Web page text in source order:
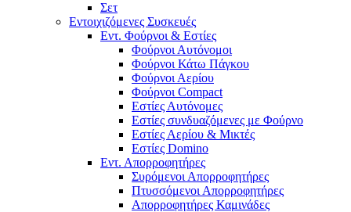
Σετ
Εντοιχιζόμενες Συσκευές
Εντ. Φούρνοι & Εστίες
Φούρνοι Αυτόνομοι
Φούρνοι Κάτω Πάγκου
Φούρνοι Αερίου
Φούρνοι Compact
Εστίες Αυτόνομες
Εστίες συνδυαζόμενες με Φούρνο
Εστίες Αερίου & Μικτές
Εστίες Domino
Εντ. Απορροφητήρες
Συρόμενοι Απορροφητήρες
Πτυσσόμενοι Απορροφητήρες
Απορροφητήρες Καμινάδες